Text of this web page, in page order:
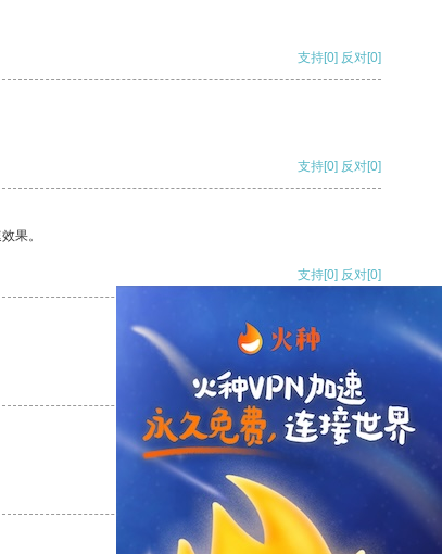
支持[0] 反对[0]
支持[0] 反对[0]
果。
支持[0] 反对[0]
支持[0] 反对
支持